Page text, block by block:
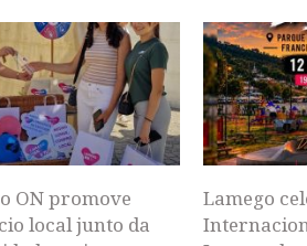
ON promove
local junto da
Lamego